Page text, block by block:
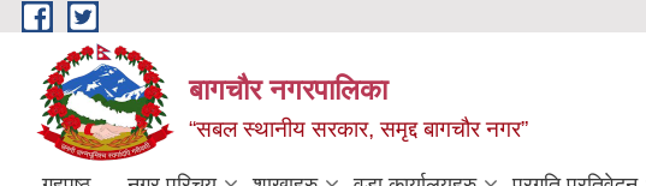
Skip to main content
बागचौर नगरपालिका
“सबल स्थानीय सरकार, समृद्द बागचौर नगर”